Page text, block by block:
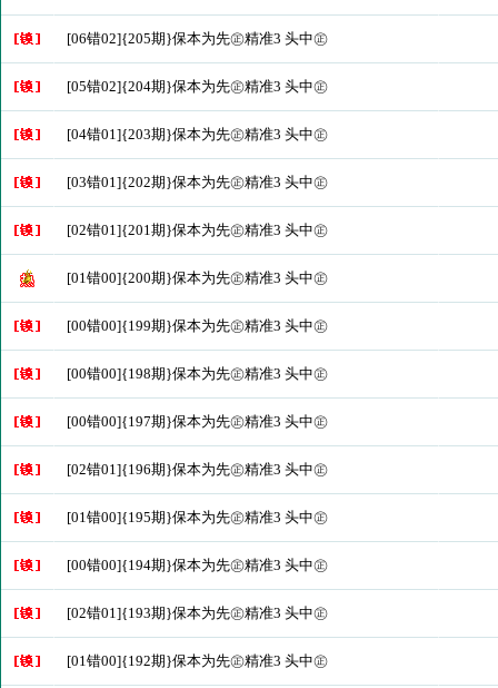
[06错02]{205期}保本为先㊣精准3 头中㊣
[05错02]{204期}保本为先㊣精准3 头中㊣
[04错01]{203期}保本为先㊣精准3 头中㊣
[03错01]{202期}保本为先㊣精准3 头中㊣
[02错01]{201期}保本为先㊣精准3 头中㊣
[01错00]{200期}保本为先㊣精准3 头中㊣
[00错00]{199期}保本为先㊣精准3 头中㊣
[00错00]{198期}保本为先㊣精准3 头中㊣
[00错00]{197期}保本为先㊣精准3 头中㊣
[02错01]{196期}保本为先㊣精准3 头中㊣
[01错00]{195期}保本为先㊣精准3 头中㊣
[00错00]{194期}保本为先㊣精准3 头中㊣
[02错01]{193期}保本为先㊣精准3 头中㊣
[01错00]{192期}保本为先㊣精准3 头中㊣